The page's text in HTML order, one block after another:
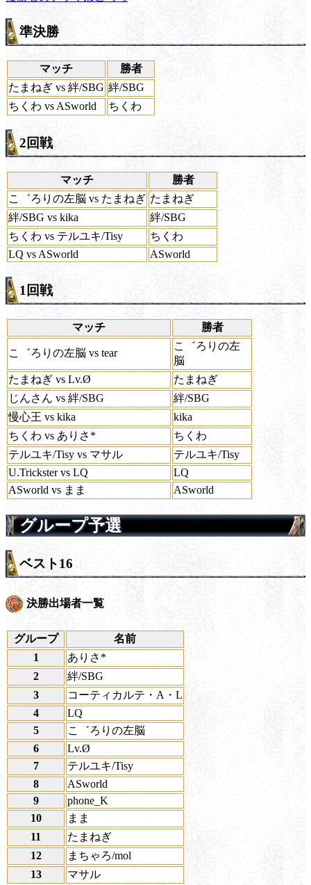
準決勝
マッチ
勝者
たまねぎ vs 絆/SBG 絆/SBG
ちくわ vs ASworld
ちくわ
2回戦
マッチ
勝者
こ゛ろりの左脳 vs たまねぎ たまねぎ
絆/SBG vs kika
絆/SBG
ちくわ vs テルユキ/Tisy
ちくわ
LQ vs ASworld
ASworld
1回戦
マッチ 勝者
こ゛ろりの左脳 vs tear
こ゛ろりの左
脳
たまねぎ vs Lv.Ø
たまねぎ
じんさん vs 絆/SBG
絆/SBG
慢心王 vs kika
kika
ちくわ vs ありさ*
ちくわ
テルユキ/Tisy vs マサル
テルユキ/Tisy
U.Trickster vs LQ
LQ
ASworld vs まま
ASworld
グループ予選
ベスト16
決勝出場者一覧
グループ
名前
1
ありさ*
2
絆/SBG
3
コーティカルテ・A・L
4
LQ
5
こ゛ろりの左脳
6
Lv.Ø
7
テルユキ/Tisy
8
ASworld
9
phone_K
10
まま
11
たまねぎ
12
まちゃろ/mol
13
マサル